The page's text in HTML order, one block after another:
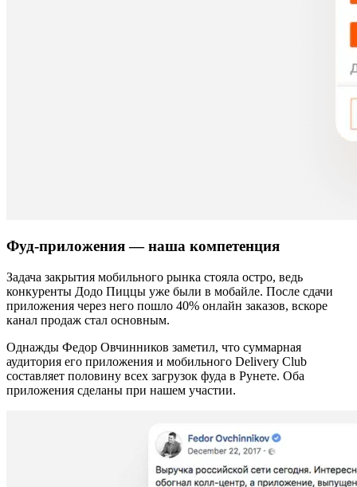
Фуд-приложения — наша компетенция
Задача закрытия мобильного рынка стояла остро, ведь
конкуренты Додо Пиццы уже были в мобайле. После сдачи
приложения через него пошло 40% онлайн заказов, вскоре
канал продаж стал основным.
Однажды Федор Овчинников заметил, что суммарная
аудитория его приложения и мобильного Delivery Club
составляет половину всех загрузок фуда в Рунете. Оба
приложения сделаны при нашем участии.